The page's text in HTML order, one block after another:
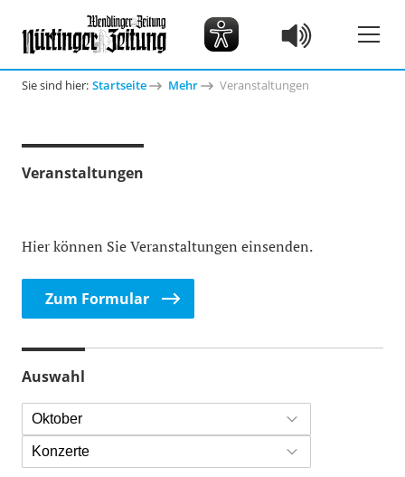
Sie sind hier: Startseite Mehr Veranstaltungen
Veranstaltungen
Hier können Sie Veranstaltungen einsenden.
Zum Formular
Auswahl
Oktober
Konzerte